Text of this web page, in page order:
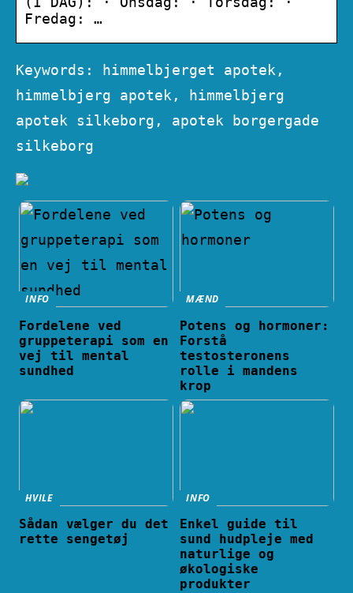
Fredag: …
Keywords: himmelbjerget apotek,
himmelbjerg apotek, himmelbjerg
apotek silkeborg, apotek borgergade
silkeborg
INFO
Fordelene ved
gruppeterapi som en
vej til mental
sundhed
MÆND
Potens og hormoner:
Forstå
testosteronens
rolle i mandens
krop
HVILE
Sådan vælger du det
rette sengetøj
INFO
Enkel guide til
sund hudpleje med
naturlige og
økologiske
produkter